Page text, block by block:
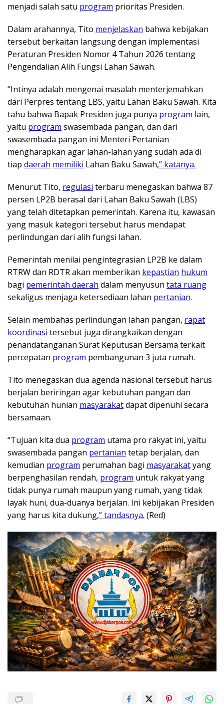
menjadi salah satu program prioritas Presiden.
Dalam arahannya, Tito menjelaskan bahwa kebijakan
tersebut berkaitan langsung dengan implementasi
Peraturan Presiden Nomor 4 Tahun 2026 tentang
Pengendalian Alih Fungsi Lahan Sawah.
“Intinya adalah mengenai masalah menterjemahkan
dari Perpres tentang LBS, yaitu Lahan Baku Sawah. Kita
tahu bahwa Bapak Presiden juga punya program lain,
yaitu program swasembada pangan, dan dari
swasembada pangan ini Menteri Pertanian
mengharapkan agar lahan-lahan yang sudah ada di
tiap daerah memiliki Lahan Baku Sawah,” katanya.
Menurut Tito, regulasi terbaru menegaskan bahwa 87
persen LP2B berasal dari Lahan Baku Sawah (LBS)
yang telah ditetapkan pemerintah. Karena itu, kawasan
yang masuk kategori tersebut harus mendapat
perlindungan dari alih fungsi lahan.
Pemerintah menilai pengintegrasian LP2B ke dalam
RTRW dan RDTR akan memberikan kepastian hukum
bagi pemerintah daerah dalam menyusun tata ruang
sekaligus menjaga ketersediaan lahan pertanian.
Selain membahas perlindungan lahan pangan, rapat
koordinasi tersebut juga dirangkaikan dengan
penandatanganan Surat Keputusan Bersama terkait
percepatan program pembangunan 3 juta rumah.
Tito menegaskan dua agenda nasional tersebut harus
berjalan beriringan agar kebutuhan pangan dan
kebutuhan hunian masyarakatdapat dipenuhi secara
bersamaan.
“Tujuan kita dua program utama pro rakyat ini, yaitu
swasembada pangan pertanian tetap berjalan, dan
kemudian program perumahan bagi masyarakatyang
berpenghasilan rendah, program untuk rakyat yang
tidak punya rumah maupun yang rumah, yang tidak
layak huni, dua-duanya berjalan. Ini kebijakan Presiden
yang harus kita dukung,” tandasnya. (Red)